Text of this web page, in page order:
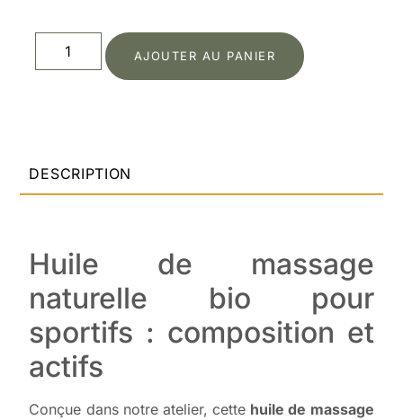
AJOUTER AU PANIER
DESCRIPTION
Huile de massage
naturelle bio pour
sportifs : composition et
actifs
Conçue dans notre atelier, cette huile de massage